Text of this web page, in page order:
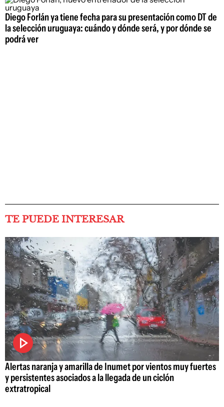
Diego Forlán ya tiene fecha para su presentación como DT de
la selección uruguaya: cuándo y dónde será, y por dónde se
podrá ver
TE PUEDE INTERESAR
Alertas naranja y amarilla de Inumet por vientos muy fuertes
y persistentes asociados a la llegada de un ciclón
extratropical